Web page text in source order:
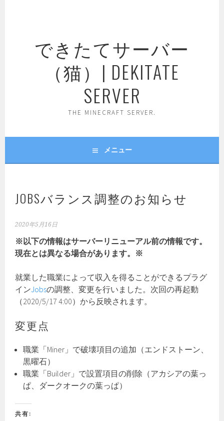
できたてサーバー
（猫）| DEKITATE
SERVER
THE MINECRAFT SERVER.
メニュー
JOBSバランス調整のお知らせ
2020年5月16日
※以下の情報はサーバーリニューアル前の情報です。
現在とは異なる場合があります。※
就業した職業によって収入を得ることができるプラグ
インJobsの調整、変更を行いました。次回の再起動
（2020/5/17 4:00）から反映されます。
変更点
職業「Miner」で破壊項目の追加（エンドストーン、
黒曜石）
職業「Builder」で設置項目の削除（アカシアの葉っ
ぱ、ダークオークの葉っぱ）
共有: